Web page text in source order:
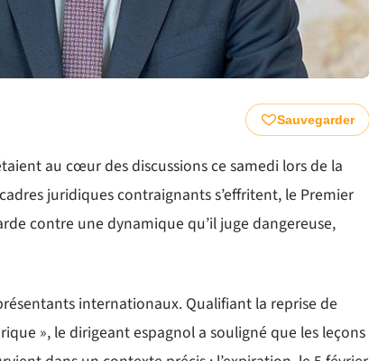
Sauvegarder
au cœur des discussions ce samedi lors de la
juridiques contraignants s’effritent, le Premier
contre une dynamique qu’il juge dangereuse,
internationaux. Qualifiant la reprise de
», le dirigeant espagnol a souligné que les leçons